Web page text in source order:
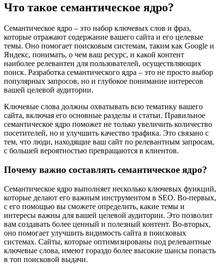
Что такое семантическое ядро?
Семантическое ядро – это набор ключевых слов и фраз,
которые отражают содержание вашего сайта и его целевые
темы. Оно помогает поисковым системам, таким как Google и
Яндекс, понимать, о чем ваш ресурс, и какой контент
наиболее релевантен для пользователей, осуществляющих
поиск. Разработка семантического ядра – это не просто выбор
популярных запросов, но и глубокое понимание интересов
вашей целевой аудитории.
Ключевые слова должны охватывать всю тематику вашего
сайта, включая его основные разделы и статьи. Правильное
семантическое ядро поможет не только увеличить количество
посетителей, но и улучшить качество трафика. Это связано с
тем, что люди, находящие ваш сайт по релевантным запросам,
с большей вероятностью превращаются в клиентов.
Почему важно составлять семантическое ядро?
Семантическое ядро выполняет несколько ключевых функций,
которые делают его важным инструментом в SEO. Во-первых,
с его помощью вы сможете определить, какие темы и
интересы важны для вашей целевой аудитории. Это позволит
вам создавать более ценный и полезный контент. Во-вторых,
оно помогает улучшить видимость сайта в поисковых
системах. Сайты, которые оптимизированы под релевантные
ключевые слова, имеют гораздо более высокие шансы попасть
в топ поисковой выдачи.